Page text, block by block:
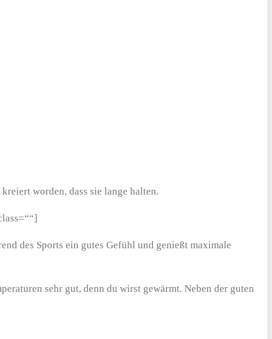
worden, dass sie lange halten.
des Sports ein gutes Gefühl und genießt maximale
sehr gut, denn du wirst gewärmt. Neben der guten